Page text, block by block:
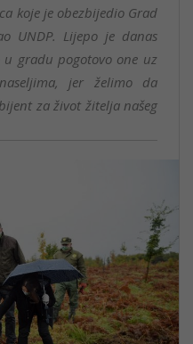
koje je obezbijedio Grad
UNDP. Lijepo je danas
gradu pogotovo one uz
jer želimo da
za život žitelja našeg